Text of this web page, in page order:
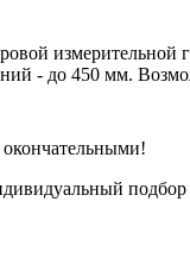
измерительной
- до 450 мм.
подбор